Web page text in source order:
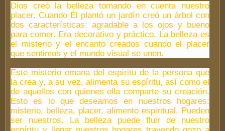
Dios creó la belleza tomando en cuenta nuestro
placer. Cuando Él plantó un jardín creó un árbol con
dos características: agradable a los ojos y bueno
para comer. Era decorativo y práctico. La belleza es
el misterio y el encanto creados cuando el placer
que sentimos y el mundo visual se unen.
Este misterio emana del espíritu de la persona que
la crea y, a su vez, alimenta su espíritu, así como el
de aquellos con quienes ella comparte su creación.
Esto es lo que deseamos en nuestros hogares:
misterio, belleza, placer, alimento espiritual. Pueden
ser nuestros. La belleza puede fluir de nuestro